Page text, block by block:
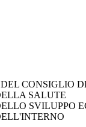
CONSIGLIO
SALUTE
SVILUPPO